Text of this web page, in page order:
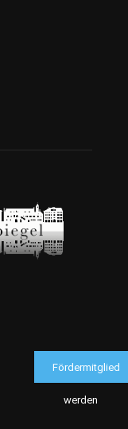
Fördermitglied
werden